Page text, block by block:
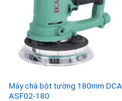
Máy chà bột tường 180mm DCA
ASF02-180